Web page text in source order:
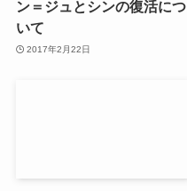
ン＝ジュとシンの復活につ
いて
2017年2月22日